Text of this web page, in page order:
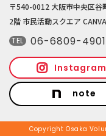
〒540-0012 大阪市中央区谷
2階 市民活動スクエア
TEL 06-6809-4901
Instagram
note
Copyright Osaka